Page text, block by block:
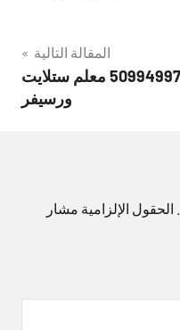
المقالة التالية
فني تركيب ستلايت الخالدية 50994997 معلم ستلايت
ورسيفر
الحقول الإلزامية مشار